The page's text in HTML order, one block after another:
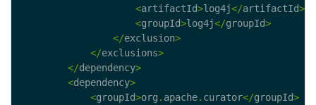
<artifactId>log4j</artifactId>
<groupId>log4j</groupId>
</exclusion>
</exclusions>
</dependency>
<dependency>
<groupId>org . apache. curator</groupId>